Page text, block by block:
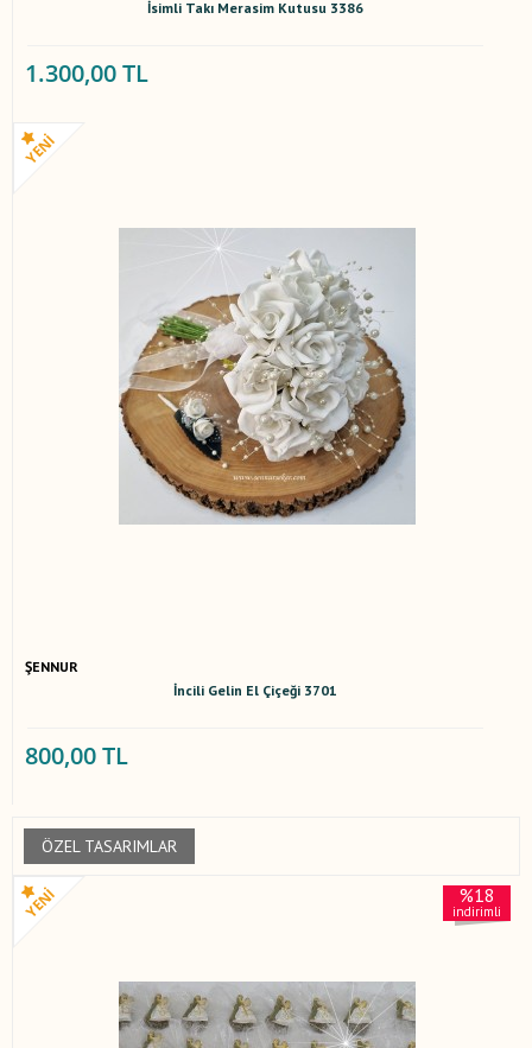
İsimli Takı Merasim Kutusu 3386
1.300,00 TL
ŞENNUR
İncili Gelin El Çiçeği 3701
800,00 TL
ÖZEL TASARIMLAR
%18
indirimli